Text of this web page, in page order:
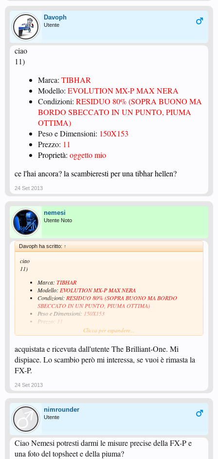
Davoph
Utente
ciao
11)
Marca: TIBHAR
Modello: EVOLUTION MX-P MAX NERA
Condizioni: RESIDUO 80% (SOPRA BUONO MA
BORDO SBECCATO IN UN PUNTO, PIUMA
OTTIMA)
Peso e Dimensioni: 150X153
Prezzo: 11
Proprietà: oggetto mio
ce l'hai ancora? la scambieresti per una tibhar hellen?
24 Set 2013
nemesi
Utente Noto
Davoph ha scritto: ↑
ciao
11)
Marca: TIBHAR
Modello: EVOLUTION MX-P MAX NERA
Condizioni: RESIDUO 80% (SOPRA BUONO MA BORDO
SBECCATO IN UN PUNTO, PIUMA OTTIMA)
Peso e Dimensioni: 150X153
Prezzo: 11
oggetto mioClicca per espandere...
acquistata e ricevuta dall'utente The Brilliant-One. Mi
dispiace. Lo scambio però mi interessa, se vuoi è rimasta la
FX-P.
24 Set 2013
nimrounder
Utente
Ciao Nemesi potresti darmi le misure precise della FX-P e
una foto del topsheet e della piuma?